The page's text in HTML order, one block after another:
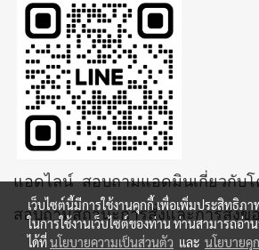
แอดไลน์ สอบถามแอดมินเกี่ยวกับ
สอบถามสถานะการสั่งและการส่งข
เว็บไซต์นี้มีการใช้งานคุกกี้ เพื่อเพิ่มประสิทธิภ
ในการใช้งานเว็บไซต์ของท่าน ท่านสามารถอ่า
ได้ที่นโยบายความเป็นส่วนตัว และ นโยบายคุ